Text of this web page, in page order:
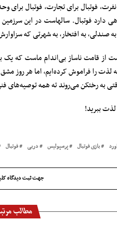
نفرت، فوتبال برای تجارت، فوتبال
دارد فوتبال. سالهاست در این
به صندلی، به افتخار، به شهرتی که
از قامت ناساز بی‌اندام ماست که یک
را فراموش کرده‌ایم، اما هر روز مشق
به رختکن می‌روند ته همه توصیه‌های
ببرید!
بازی فوتبال پرسپولیس دربی فوتبال
جهت ثبت دیدگاه
مطالب